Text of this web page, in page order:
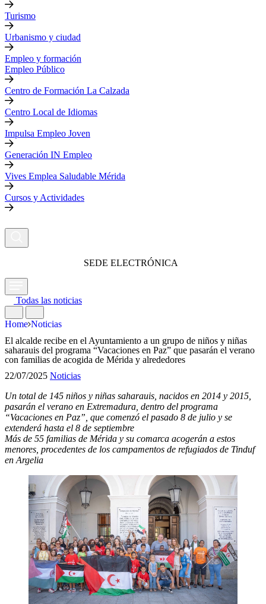
Turismo
Urbanismo y ciudad
Empleo y formación
Empleo Público
Centro de Formación La Calzada
Centro Local de Idiomas
Impulsa Empleo Joven
Generación IN Empleo
Vives Emplea Saludable Mérida
Cursos y Actividades
SEDE ELECTRÓNICA
Todas las noticias
Home Noticias
El alcalde recibe en el Ayuntamiento a un grupo de niños y niñas
saharauis del programa “Vacaciones en Paz” que pasarán el verano
con familias de acogida de Mérida y alrededores
22/07/2025 Noticias
Un total de 145 niños y niñas saharauis, nacidos en 2014 y 2015,
pasarán el verano en Extremadura, dentro del programa
“Vacaciones en Paz”, que comenzó el pasado 8 de julio y se
extenderá hasta el 8 de septiembre
Más de 55 familias de Mérida y su comarca acogerán a estos
menores, procedentes de los campamentos de refugiados de Tinduf
en Argelia